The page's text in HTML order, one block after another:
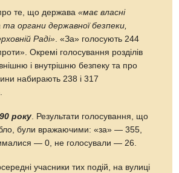
те, що держава«має власні
та органи державної безпеки,
Раді». «За» голосують 244
Окремі голосування розділів
і внутрішню безпеку та про
набирають 238 і 317
року. Результати голосування, що
були вражаючими: «за» — 355,
— 0, не голосували — 26.
учасники тих подій, на вулиці